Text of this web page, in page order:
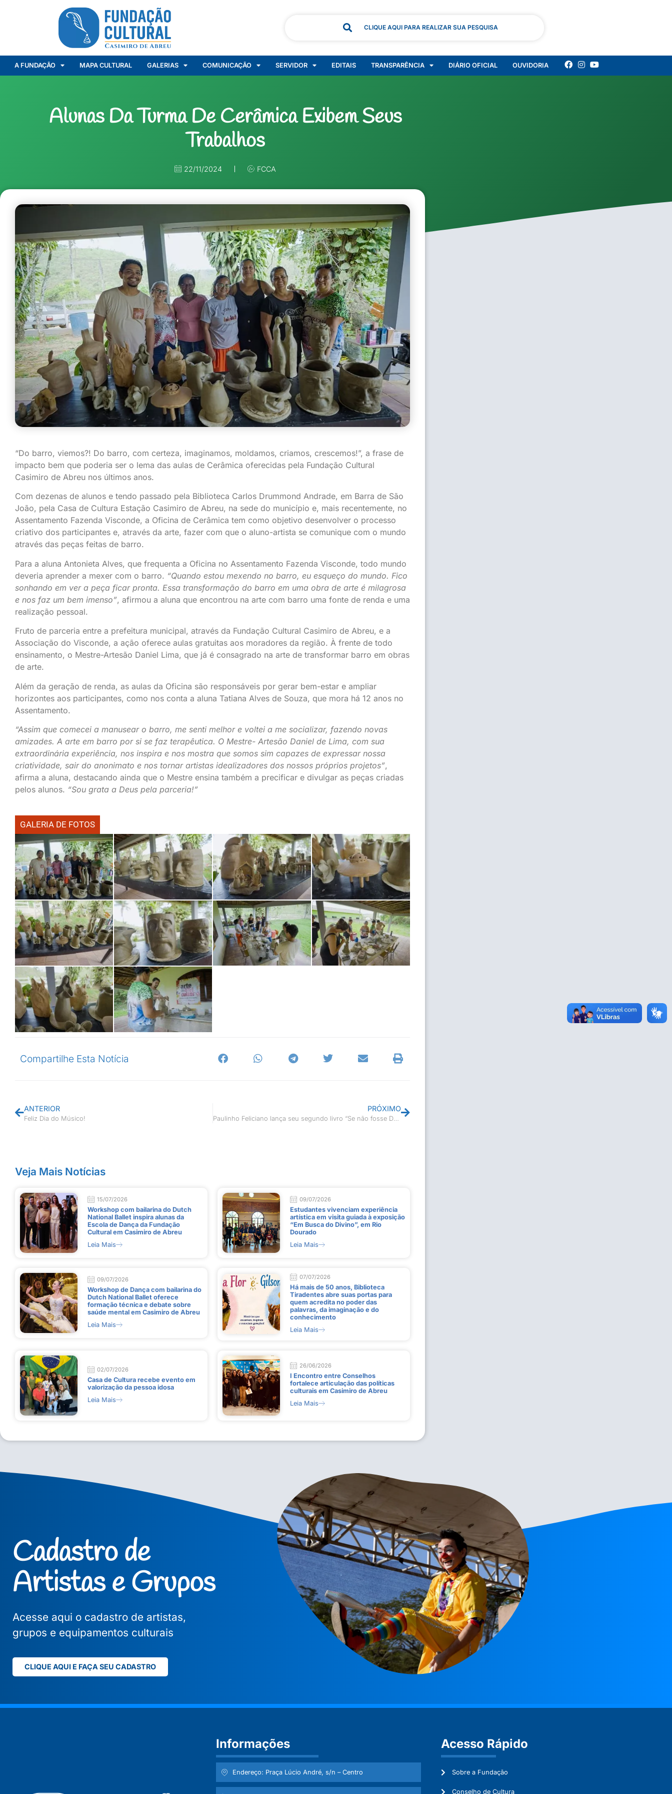
CLIQUE AQUI PARA REALIZAR SUA PESQUISA
A FUNDAÇÃO MAPA CULTURAL GALERIAS COMUNICAÇÃO SERVIDOR EDITAIS TRANSPARÊNCIA DIÁRIO OFICIAL OUVIDORIA
Alunas Da Turma De Cerâmica Exibem Seus
Trabalhos
22/11/2024 FCCA
“Do barro, viemos?! Do barro, com certeza, imaginamos, moldamos, criamos, crescemos!”, a frase de
impacto bem que poderia ser o lema das aulas de Cerâmica oferecidas pela Fundação Cultural
Casimiro de Abreu nos últimos anos.
Com dezenas de alunos e tendo passado pela Biblioteca Carlos Drummond Andrade, em Barra de São
João, pela Casa de Cultura Estação Casimiro de Abreu, na sede do município e, mais recentemente, no
Assentamento Fazenda Visconde, a Oficina de Cerâmica tem como objetivo desenvolver o processo
criativo dos participantes e, através da arte, fazer com que o aluno-artista se comunique com o mundo
através das peças feitas de barro.
Para a aluna Antonieta Alves, que frequenta a Oficina no Assentamento Fazenda Visconde, todo mundo
deveria aprender a mexer com o barro. “Quando estou mexendo no barro, eu esqueço do mundo. Fico
sonhando em ver a peça ficar pronta. Essa transformação do barro em uma obra de arte é milagrosa
e nos faz um bem imenso”, afirmou a aluna que encontrou na arte com barro uma fonte de renda e uma
realização pessoal.
Fruto de parceria entre a prefeitura municipal, através da Fundação Cultural Casimiro de Abreu, e a
Associação do Visconde, a ação oferece aulas gratuitas aos moradores da região. À frente de todo
ensinamento, o Mestre-Artesão Daniel Lima, que já é consagrado na arte de transformar barro em obras
de arte.
Além da geração de renda, as aulas da Oficina são responsáveis por gerar bem-estar e ampliar
horizontes aos participantes, como nos conta a aluna Tatiana Alves de Souza, que mora há 12 anos no
Assentamento.
“Assim que comecei a manusear o barro, me senti melhor e voltei a me socializar, fazendo novas
amizades. A arte em barro por si se faz terapêutica. O Mestre- Artesão Daniel de Lima, com sua
extraordinária experiência, nos inspira e nos mostra que somos sim capazes de expressar nossa
criatividade, sair do anonimato e nos tornar artistas idealizadores dos nossos próprios projetos”,
afirma a aluna, destacando ainda que o Mestre ensina também a precificar e divulgar as peças criadas
pelos alunos. “Sou grata a Deus pela parceria!”
GALERIA DE FOTOS
Compartilhe Esta Notícia
ANTERIOR
Feliz Dia do Músico!
PRÓXIMO
Paulinho Feliciano lança seu segundo livro “Se não fosse Deus”
Veja Mais Notícias
15/07/2026
Workshop com bailarina do Dutch
National Ballet inspira alunas da
Escola de Dança da Fundação
Cultural em Casimiro de Abreu
Leia Mais
09/07/2026
Estudantes vivenciam experiência
artística em visita guiada à exposição
“Em Busca do Divino”, em Rio
Dourado
Leia Mais
09/07/2026
Workshop de Dança com bailarina do
Dutch National Ballet oferece
formação técnica e debate sobre
saúde mental em Casimiro de Abreu
Leia Mais
07/07/2026
Há mais de 50 anos, Biblioteca
Tiradentes abre suas portas para
quem acredita no poder das
palavras, da imaginação e do
conhecimento
Leia Mais
02/07/2026
Casa de Cultura recebe evento em
valorização da pessoa idosa
Leia Mais
26/06/2026
I Encontro entre Conselhos
fortalece articulação das políticas
culturais em Casimiro de Abreu
Leia Mais
Cadastro de
Artistas e Grupos
Acesse aqui o cadastro de artistas,
grupos e equipamentos culturais
CLIQUE AQUI E FAÇA SEU CADASTRO
Informações
Endereço: Praça Lúcio André, s/n – Centro
Acesso Rápido
Sobre a Fundação
Conselho de Cultura